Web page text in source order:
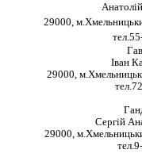
29000,
Іван
29000,
Сергій
29000,